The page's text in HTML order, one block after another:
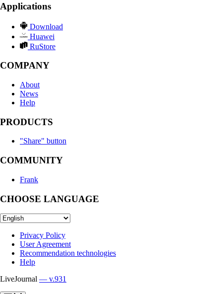
Applications
Download
Huawei
RuStore
COMPANY
About
News
Help
PRODUCTS
"Share" button
COMMUNITY
Frank
CHOOSE LANGUAGE
Privacy Policy
User Agreement
Recommendation technologies
Help
LiveJournal — v.931